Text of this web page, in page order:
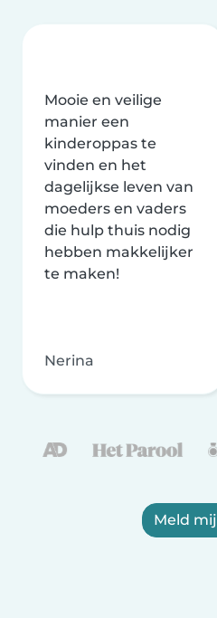
Mooie en veilige
manier een
kinderoppas te
vinden en het
dagelijkse leven van
moeders en vaders
die hulp thuis nodig
hebben makkelijker
te maken!
Nerina
Meld